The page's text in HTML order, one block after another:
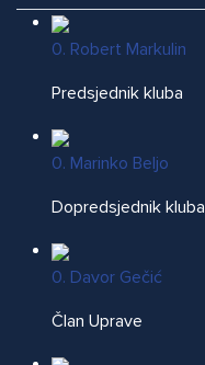
0. Robert Markulin
Predsjednik kluba
0. Marinko Beljo
Dopredsjednik kluba
0. Davor Gečić
Član Uprave